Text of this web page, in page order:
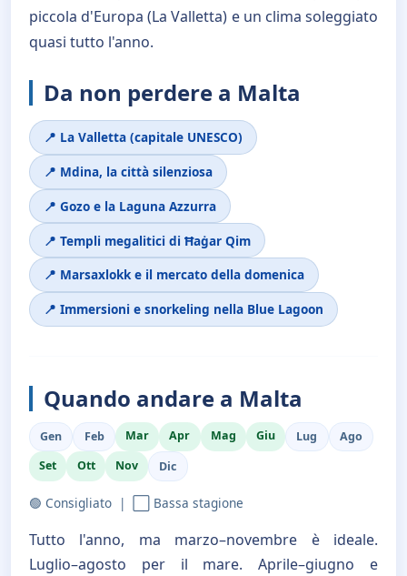
piccola d'Europa (La Valletta) e un clima soleggiato
quasi tutto l'anno.
Da non perdere a Malta
📍 La Valletta (capitale UNESCO)
📍 Mdina, la città silenziosa
📍 Gozo e la Laguna Azzurra
📍 Templi megalitici di Ħaġar Qim
📍 Marsaxlokk e il mercato della domenica
📍 Immersioni e snorkeling nella Blue Lagoon
Quando andare a Malta
Gen Feb Mar Apr Mag Giu Lug
Ago
Set
Ott Nov Dic
🟢 Consigliato | ⬜ Bassa stagione
Tutto l'anno, ma marzo–novembre è ideale.
Luglio–agosto per il mare. Aprile–giugno e